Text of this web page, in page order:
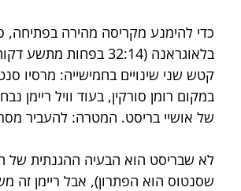
כדי להימנע מקריסה מהירה בפתיחה,
בלאוגראנה (32:14 בפחות
קטש שני שינויים בחמישייה: מרסיו
במקום רומן סורקין, בעוד וויל ריימן
של אושיי בריסט. המטרה: להעביר מסר
לא שבריסט הוא הבעיה ההגנתית של
שסנטוס הוא הפתרון), אבל ריימן זה